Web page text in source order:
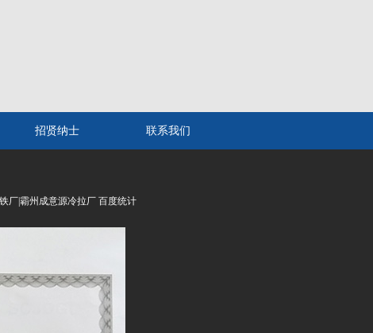
招贤纳士 联系我们
厂|霸州成意源冷拉厂 百度统计